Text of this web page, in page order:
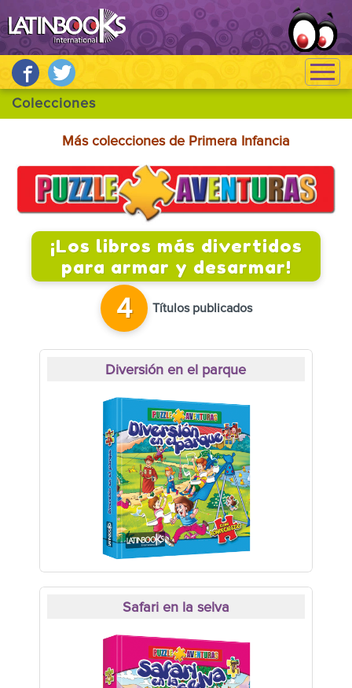
Más colecciones de Primera Infancia
¡Los libros más divertidos
para armar y desarmar!
4 Títulos publicados
Diversión en el parque
Safari en la selva